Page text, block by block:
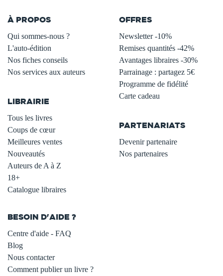
À PROPOS
Qui sommes-nous ?
L'auto-édition
Nos fiches conseils
Nos services aux auteurs
LIBRAIRIE
Tous les livres
Coups de cœur
Meilleures ventes
Nouveautés
Auteurs de A à Z
18+
Catalogue libraires
OFFRES
Newsletter -10%
Remises quantités -42%
Avantages libraires -30%
Parrainage : partagez 5€
Programme de fidélité
Carte cadeau
PARTENARIATS
Devenir partenaire
Nos partenaires
BESOIN D'AIDE ?
Centre d'aide - FAQ
Blog
Nous contacter
Comment publier un livre ?